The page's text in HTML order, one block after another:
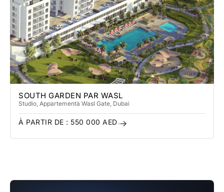
SOUTH GARDEN PAR WASL
Studio, Appartementà Wasl Gate , Dubai
À PARTIR DE : 550 000 AED